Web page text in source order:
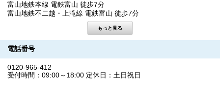
富山地鉄本線 電鉄富山 徒歩7分
富山地鉄不二越・上滝線 電鉄富山 徒歩7分
電話番号
0120-965-412
受付時間：09:00～18:00 定休日：土日祝日